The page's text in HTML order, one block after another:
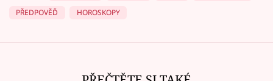
PŘEDPOVĚĎ
HOROSKOPY